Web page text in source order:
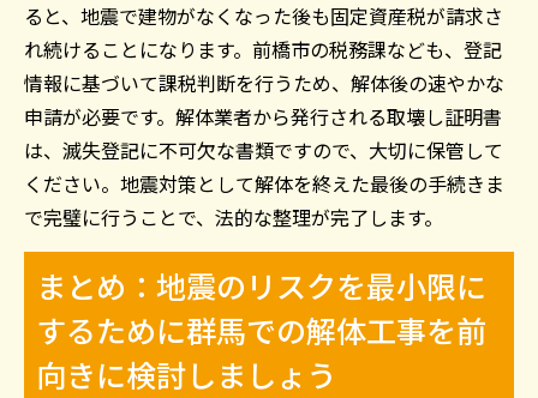
ると、地震で建物がなくなった後も固定資産税が請求さ
れ続けることになります。前橋市の税務課なども、登記
情報に基づいて課税判断を行うため、解体後の速やかな
申請が必要です。解体業者から発行される取壊し証明書
は、滅失登記に不可欠な書類ですので、大切に保管して
ください。地震対策として解体を終えた最後の手続きま
で完璧に行うことで、法的な整理が完了します。
まとめ：地震のリスクを最小限に
するために群馬での解体工事を前
向きに検討しましょう